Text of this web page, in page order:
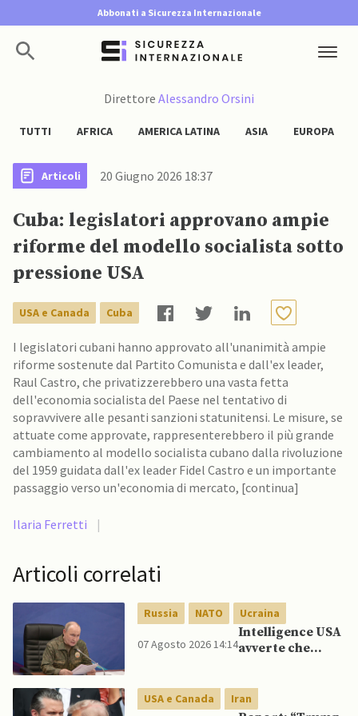
Abbonati a Sicurezza Internazionale
Direttore Alessandro Orsini
TUTTI AFRICA AMERICA LATINA ASIA EUROPA
Articoli 20 Giugno 2026 18:37
Cuba: legislatori approvano ampie
riforme del modello socialista sotto
pressione USA
USA e Canada Cuba
I legislatori cubani hanno approvato all'unanimità ampie
riforme sostenute dal Partito Comunista e dall'ex leader,
Raul Castro, che privatizzerebbero una vasta fetta
dell'economia socialista del Paese nel tentativo di
sopravvivere alle pesanti sanzioni statunitensi. Le misure, se
attuate come approvate, rappresenterebbero il più grande
cambiamento al modello socialista cubano dalla rivoluzione
del 1959 guidata dall'ex leader Fidel Castro e un importante
passaggio verso un'economia di mercato, [continua]
Ilaria Ferretti |
Articoli correlati
Russia NATO Ucraina
07 Agosto 2026 14:14
Intelligence USA
avverte che
mentre è ancora
impegnato in
USA e Canada Iran